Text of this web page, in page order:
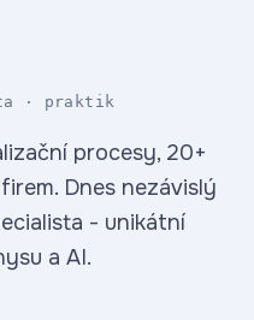
· praktik
procesy, 20+
Dnes nezávislý
- unikátní
a AI.